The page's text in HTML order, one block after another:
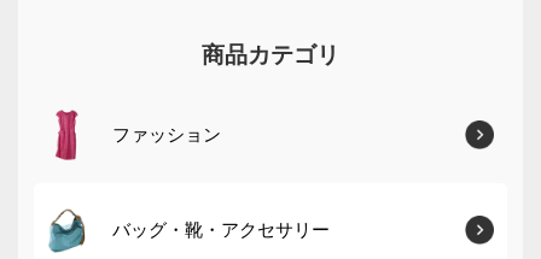
商品カテゴリ
ファッション
バッグ・靴・アクセサリー